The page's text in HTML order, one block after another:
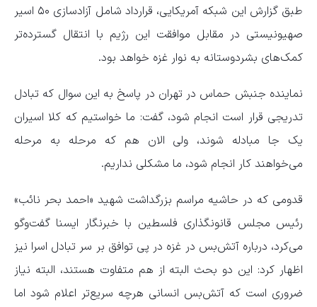
طبق گزارش این شبکه آمریکایی، قرارداد شامل آزادسازی ۵۰ اسیر
صهیونیستی در مقابل موافقت این رژیم با انتقال گسترده‌تر
کمک‌های بشردوستانه به نوار غزه خواهد بود.
نماینده جنبش حماس در تهران در پاسخ به این‌ سوال که تبادل
تدریجی قرار است انجام شود، گفت: ما خواستیم که کلا اسیران
یک جا مبادله شوند، ولی الان هم که مرحله به مرحله
می‌خواهند کار انجام شود، ما مشکلی نداریم.
قدومی که در حاشیه مراسم بزرگداشت شهید «احمد بحر نائب»
رئیس مجلس قانونگذاری فلسطین با خبرنگار ایسنا گفت‌وگو
می‌کرد، درباره آتش‌بس در غزه در پی توافق بر سر تبادل اسرا نیز
اظهار کرد: این دو بحث البته از هم متفاوت هستند،‌ البته نیاز
ضروری است که آتش‌بس انسانی هرچه سریع‌تر اعلام شود اما